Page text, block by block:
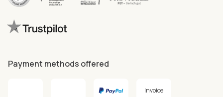
Payment methods offered
Invoice